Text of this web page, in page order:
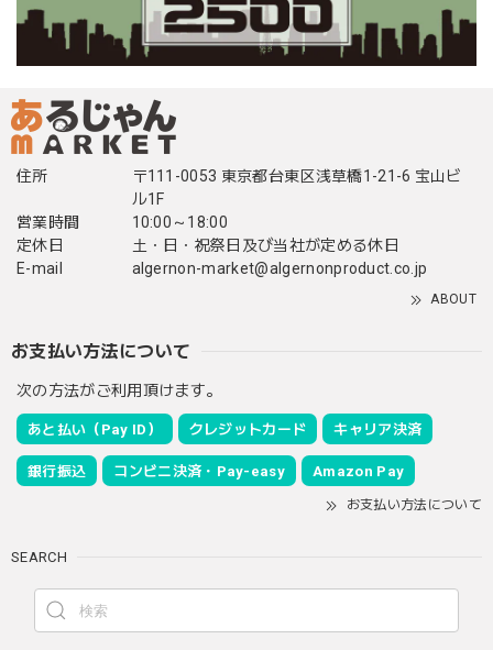
住所
〒111-0053 東京都台東区浅草橋1-21-6 宝山ビ
ル1F
営業時間
10:00～18:00
定休日
土・日・祝祭日及び当社が定める休日
E-mail
algernon-market@algernonproduct.co.jp
ABOUT
お支払い方法について
次の方法がご利用頂けます。
あと払い（Pay ID） クレジットカード キャリア決済
銀行振込 コンビニ決済・Pay-easy Amazon Pay
お支払い方法について
SEARCH